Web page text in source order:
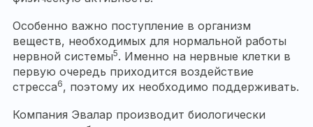
Особенно важно поступление в организм
веществ, необходимых для нормальной работы
нервной системы5. Именно на нервные клетки в
первую очередь приходится воздействие
стресса6, поэтому их необходимо поддерживать.
Компания Эвалар производит биологически